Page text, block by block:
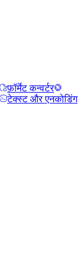
फ़ॉर्मेट कन्वर्टर
टेक्स्ट और एनकोडिंग